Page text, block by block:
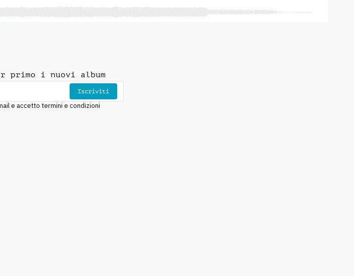
primo i nuovi album
Iscriviti
e accetto termini e condizioni